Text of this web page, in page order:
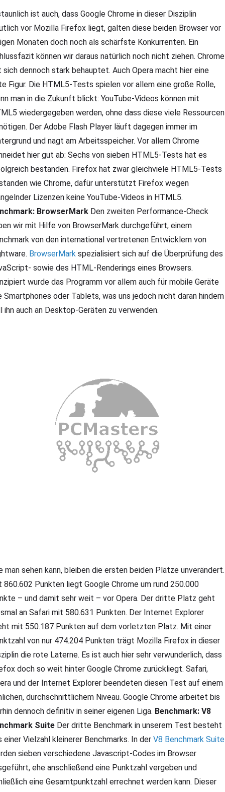
ist auch, dass Google Chrome in dieser Disziplin
vor Mozilla Firefox liegt, galten diese beiden Browser vor
Monaten doch noch als schärfste Konkurrenten. Ein
können wir daraus natürlich noch nicht ziehen. Chrome
sich dennoch stark behauptet. Auch Opera macht hier eine
Figur. Die HTML5-Tests spielen vor allem eine große Rolle,
man in die Zukunft blickt: YouTube-Videos können mit
wiedergegeben werden, ohne dass diese viele Ressourcen
Der Adobe Flash Player läuft dagegen immer im
und nagt am Arbeitsspeicher. Vor allem Chrome
hier gut ab: Sechs von sieben HTML5-Tests hat es
bestanden. Firefox hat zwar gleichviele HTML5-Tests
wie Chrome, dafür unterstützt Firefox wegen
Lizenzen keine YouTube-Videos in HTML5.
BrowserMark Den zweiten Performance-Check
wir mit Hilfe von BrowserMark durchgeführt, einem
von den international vertretenen Entwicklern von
BrowserMark spezialisiert sich auf die Überprüfung des
sowie des HTML-Renderings eines Browsers.
wurde das Programm vor allem auch für mobile Geräte
Smartphones oder Tablets, was uns jedoch nicht daran hindern
ihn auch an Desktop-Geräten zu verwenden.
man sehen kann, bleiben die ersten beiden Plätze unverändert.
860.602 Punkten liegt Google Chrome um rund 250.000
– und damit sehr weit – vor Opera. Der dritte Platz geht
an Safari mit 580.631 Punkten. Der Internet Explorer
mit 550.187 Punkten auf dem vorletzten Platz. Mit einer
von nur 474.204 Punkten trägt Mozilla Firefox in dieser
die rote Laterne. Es ist auch hier sehr verwunderlich, dass
doch so weit hinter Google Chrome zurückliegt. Safari,
und der Internet Explorer beendeten diesen Test auf einem
durchschnittlichem Niveau. Google Chrome arbeitet bis
dennoch definitiv in seiner eigenen Liga. Benchmark: V8
Suite Der dritte Benchmark in unserem Test besteht
einer Vielzahl kleinerer Benchmarks. In der V8 Benchmark Suite
sieben verschiedene Javascript-Codes im Browser
ehe anschließend eine Punktzahl vergeben und
eine Gesamtpunktzahl errechnet werden kann. Dieser